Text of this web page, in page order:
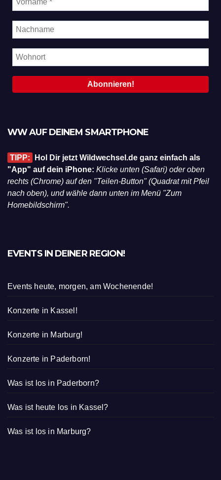
WW AUF DEINEM SMARTPHONE
TIPP:
Hol Dir jetzt Wildwechsel.de ganz einfach als
"App" auf dein iPhone: Klicke unten (Safari) oder oben
rechts (Chrome) auf den "Teilen-Button" (Quadrat mit Pfeil
nach oben), und wähle dann unten im Menü "Zum
Homebildschirm".
EVENTS IN DEINER REGION!
Events heute, morgen, am Wochenende!
Konzerte in Kassel!
Konzerte in Marburg!
Konzerte in Paderborn!
Was ist los in Paderborn?
Was ist heute los in Kassel?
Was ist los in Marburg?